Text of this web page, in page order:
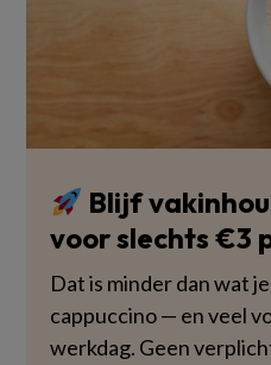
Blijf
voor slechts €3
Dat is minder dan wat
cappuccino — en veel
werkdag. Geen